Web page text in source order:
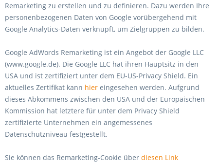
Remarketing zu erstellen und zu definieren. Dazu werden Ihre
personenbezogenen Daten von Google vorübergehend mit
Google Analytics-Daten verknüpft, um Zielgruppen zu bilden.
Google AdWords Remarketing ist ein Angebot der Google LLC
(www.google.de). Die Google LLC hat ihren Hauptsitz in den
USA und ist zertifiziert unter dem EU-US-Privacy Shield. Ein
aktuelles Zertifikat kann hier eingesehen werden. Aufgrund
dieses Abkommens zwischen den USA und der Europäischen
Kommission hat letztere für unter dem Privacy Shield
zertifizierte Unternehmen ein angemessenes
Datenschutzniveau festgestellt.
Sie können das Remarketing-Cookie über diesen Link